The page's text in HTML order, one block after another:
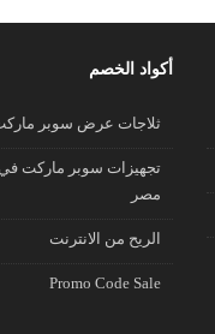
أكواد الخصم
ثلاجات عرض سوبر
تجهيزات سوبر ماركت في
مصر
الريح من الانترنت
Promo Code Sale